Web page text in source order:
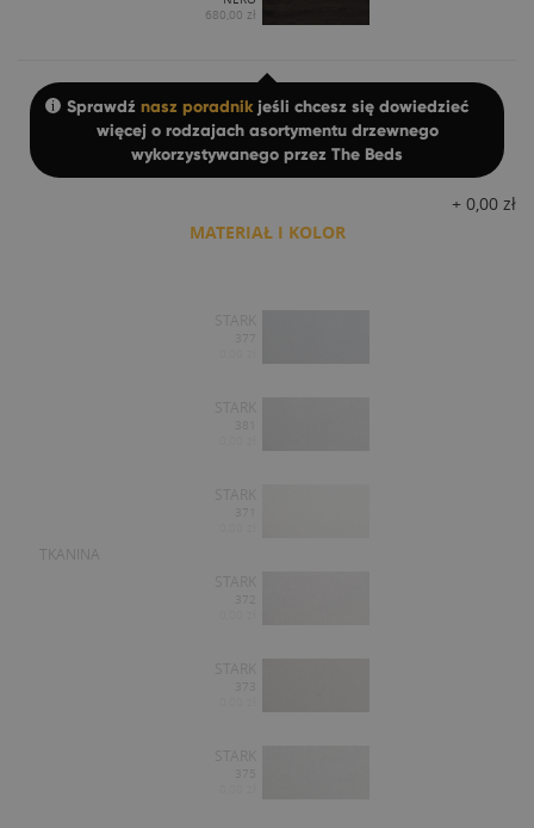
680,00 zł
Sprawdź nasz poradnikjeśli chcesz się dowiedzieć
więcej o rodzajach asortymentu drzewnego
wykorzystywanego przez The Beds
+ 0,00 zł
MATERIAŁ I KOLOR
TKANINA